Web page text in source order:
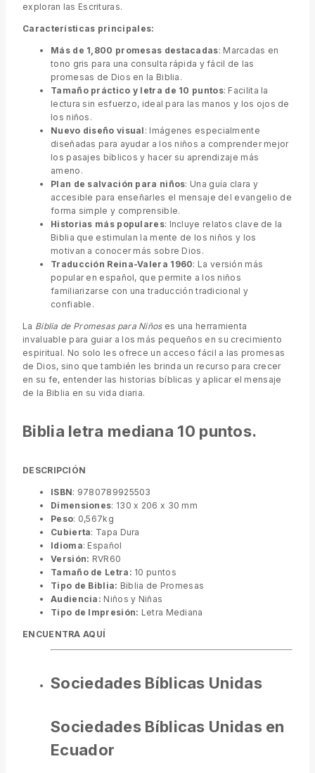
exploran las Escrituras.
Características principales:
Más de 1,800 promesas destacadas: Marcadas en
tono gris para una consulta rápida y fácil de las
promesas de Dios en la Biblia.
Tamaño práctico y letra de 10 puntos: Facilita la
lectura sin esfuerzo, ideal para las manos y los ojos de
los niños.
Nuevo diseño visual : Imágenes especialmente
diseñadas para ayudar a los niños a comprender mejor
los pasajes bíblicos y hacer su aprendizaje más
ameno.
Plan de salvación para niños: Una guía clara y
accesible para enseñarles el mensaje del evangelio de
forma simple y comprensible.
Historias más populares: Incluye relatos clave de la
Biblia que estimulan la mente de los niños y los
motivan a conocer más sobre Dios.
Traducción Reina-Valera 1960: La versión más
popular en español, que permite a los niños
familiarizarse con una traducción tradicional y
confiable.
La Biblia de Promesas para Niñoses una herramienta
invaluable para guiar a los más pequeños en su crecimiento
espiritual. No solo les ofrece un acceso fácil a las promesas
de Dios, sino que también les brinda un recurso para crecer
en su fe, entender las historias bíblicas y aplicar el mensaje
de la Biblia en su vida diaria.
Biblia letra mediana 10 puntos.
DESCRIPCIÓN
ISBN: 9780789925503
Dimensiones: 130 x 206 x 30 mm
Peso: 0,567kg
Cubierta: Tapa Dura
Idioma: Español
Versión: RVR60
Tamaño de Letra: 10 puntos
Tipo de Biblia: Biblia de Promesas
Audiencia: Niños y Niñas
Tipo de Impresión: Letra Mediana
ENCUENTRA AQUÍ
Sociedades Bíblicas Unidas
Sociedades Bíblicas Unidas en
Ecuador